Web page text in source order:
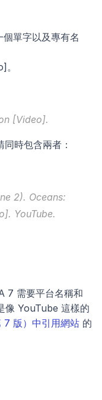
單字以及專有名
。
[Video].
時包含兩者：
2). Oceans:
YouTube.
7 需要平台名稱和
像 YouTube 這樣的
7 版）中引用網站 的